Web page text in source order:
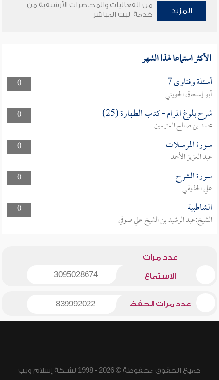
المزيد
من الفعاليات والمحاضرات الأرشيفية من
خدمة البث المباشر
الأكثر استماعا لهذا الشهر
0 أسئلة وفتاوى 7
أبو إسحاق الحويني
0
شرح بلوغ المرام - كتاب الطهارة (25)
محمد بن صالح العثيمين
0
سورة المرسلات
عبد العزيز الأحمد
0
سورة الشرح
علي الحذيفي
0
الشاطبية
الشيخ:عبد الرشيد بن الشيخ علي صوفي
عدد مرات
الاستماع 3095028674
عدد مرات الحفظ 839992022
جميع الحقوق محفوظة © 2026 - 1998 لشبكة إسلام ويب